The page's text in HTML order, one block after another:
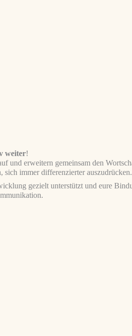
weiter!
und erweitern gemeinsam den
immer differenzierter auszudrücken.
gezielt unterstützt und eure